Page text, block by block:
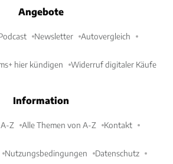
Angebote
Newsletter Autovergleich
hier kündigen Widerruf digitaler Käufe
Information
Z Alle Themen von A-Z Kontakt
Nutzungsbedingungen Datenschutz